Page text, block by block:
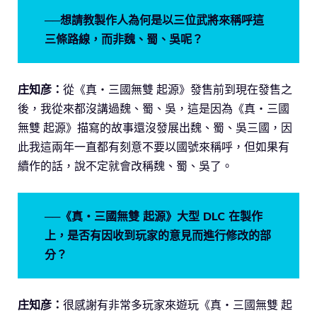
──想請教製作人為何是以三位武將來稱呼這
三條路線，而非魏、蜀、吳呢？
庄知彦： 從《真・三國無雙 起源》發售前到現在發售之
後，我從來都沒講過魏、蜀、吳，這是因為《真・三國
無雙 起源》描寫的故事還沒發展出魏、蜀、吳三國，因
此我這兩年一直都有刻意不要以國號來稱呼，但如果有
續作的話，說不定就會改稱魏、蜀、吳了。
──《真・三國無雙 起源》大型 DLC 在製作
上，是否有因收到玩家的意見而進行修改的部
分？
庄知彦： 很感謝有非常多玩家來遊玩《真・三國無雙 起